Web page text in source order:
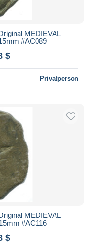
MEDIEVAL
#AC089
$
Privatperson
MEDIEVAL
#AC116
$